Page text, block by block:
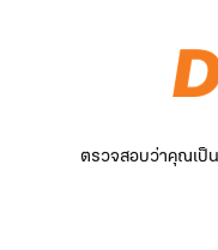
ตรวจสอบว่าคุณเป็